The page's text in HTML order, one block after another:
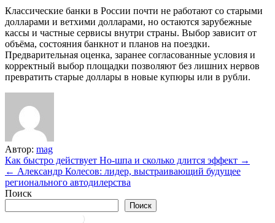
Классические банки в России почти не работают со старыми
долларами и ветхими долларами, но остаются зарубежные
кассы и частные сервисы внутри страны. Выбор зависит от
объёма, состояния банкнот и планов на поездки.
Предварительная оценка, заранее согласованные условия и
корректный выбор площадки позволяют без лишних нервов
превратить старые доллары в новые купюры или в рубли.
Автор: mag
Навигация
по
записям
Как быстро действует Но-шпа и сколько длится эффект →
← Александр Колесов: лидер, выстраивающий будущее
регионального автодилерства
Поиск
Поиск